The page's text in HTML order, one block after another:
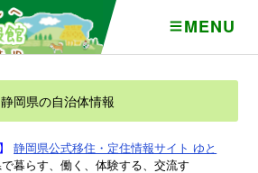
MENU
岡県の自治体情報
静岡県公式移住・定住情報サイト ゆと
暮らす、働く、体験する、交流す